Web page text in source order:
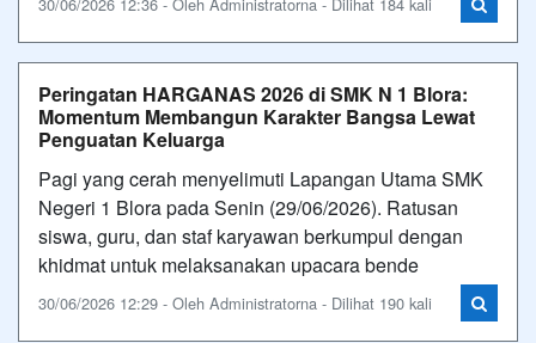
Peringatan HARGANAS 2026 di SMK N 1 Blora:
Momentum Membangun Karakter Bangsa Lewat
Penguatan Keluarga
Pagi yang cerah menyelimuti Lapangan Utama SMK
Negeri 1 Blora pada Senin (29/06/2026). Ratusan
siswa, guru, dan staf karyawan berkumpul dengan
khidmat untuk melaksanakan upacara bende
30/06/2026 12:29 - Oleh Administratorna - Dilihat 190 kali